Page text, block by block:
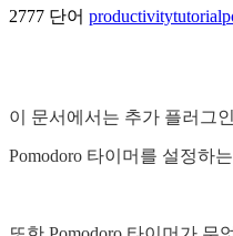
2777 단어 productivitytutorial
이 문서에서는 추가 플러그
Pomodoro 타이머를 설정하